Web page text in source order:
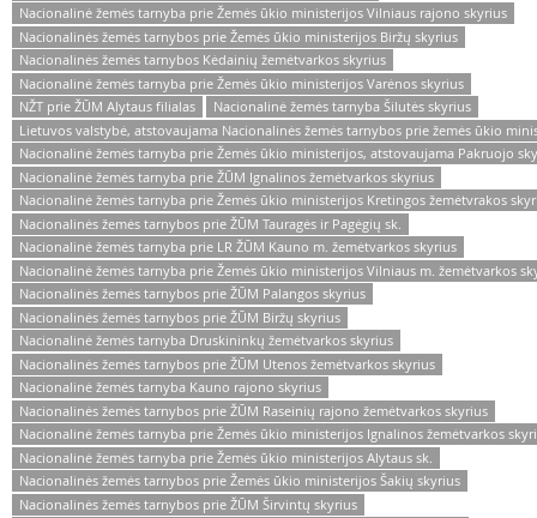
Nacionalinė žemės tarnyba prie Žemės ūkio ministerijos Vilniaus rajono skyrius
Nacionalinės žemės tarnybos prie Žemės ūkio ministerijos Biržų skyrius
Nacionalinės žemės tarnybos Kėdainių žemėtvarkos skyrius
Nacionalinė žemės tarnyba prie Žemės ūkio ministerijos Varėnos skyrius
NŽT prie ŽŪM Alytaus filialas
Nacionalinė žemės tarnyba Šilutės skyrius
Lietuvos valstybė, atstovaujama Nacionalinės žemės tarnybos prie žemės ūkio
Nacionalinė žemės tarnyba prie Žemės ūkio ministerijos, atstovaujama Pakruojo
Nacionalinė žemės tarnyba prie ŽŪM Ignalinos žemėtvarkos skyrius
Nacionalinė žemės tarnyba prie Žemės ūkio ministerijos Kretingos žemėtvrakos
Nacionalinės žemės tarnybos prie ŽŪM Tauragės ir Pagėgių sk.
Nacionalinė žemės tarnyba prie LR ŽŪM Kauno m. žemėtvarkos skyrius
Nacionalinė žemės tarnyba prie Žemės ūkio ministerijos Vilniaus m. žemėtvarkos
Nacionalinės žemės tarnybos prie ŽŪM Palangos skyrius
Nacionalinės žemės tarnybos prie ŽŪM Biržų skyrius
Nacionalinė žemės tarnyba Druskininkų žemėtvarkos skyrius
Nacionalinės žemės tarnybos prie ŽŪM Utenos žemėtvarkos skyrius
Nacionalinė žemės tarnyba Kauno rajono skyrius
Nacionalinės žemės tarnybos prie ŽŪM Raseinių rajono žemėtvarkos skyrius
Nacionalinė žemės tarnyba prie Žemės ūkio ministerijos Ignalinos žemėtvarkos
Nacionalinė žemės tarnyba prie Žemės ūkio ministerijos Alytaus sk.
Nacionalinės žemės tarnybos prie Žemės ūkio ministerijos Šakių skyrius
Nacionalinės žemės tarnybos prie ŽŪM Širvintų skyrius